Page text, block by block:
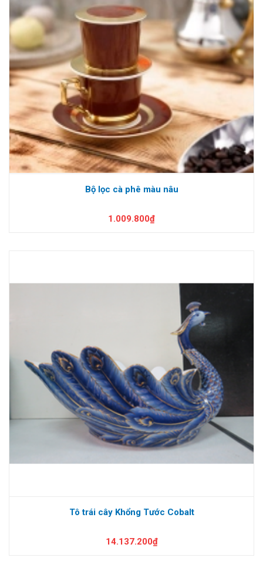
Bộ lọc cà phê màu nâu
1.009.800₫
Tô trái cây Khổng Tước Cobalt
14.137.200₫